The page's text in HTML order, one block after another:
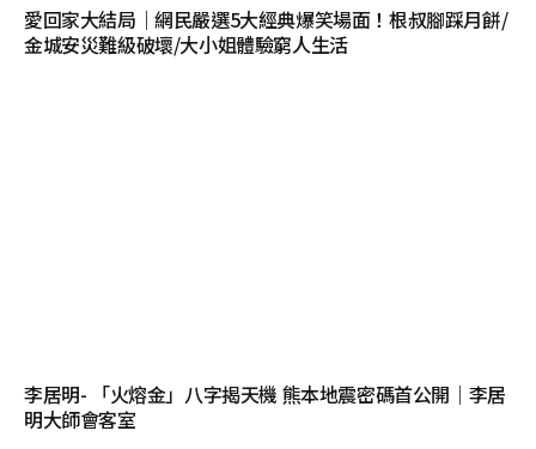
愛回家大結局｜網民嚴選5大經典爆笑場面！根叔腳踩月餅/
金城安災難級破壞/大小姐體驗窮人生活
李居明- 「火熔金」八字揭天機 熊本地震密碼首公開｜李居
明大師會客室